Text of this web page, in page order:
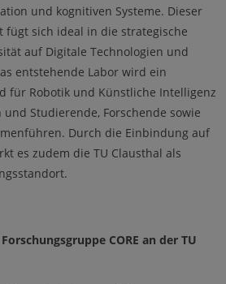
und kognitiven Systeme. Dieser
fügt sich ideal in die strategische
auf Digitale Technologien und
entstehende Labor wird ein
für Robotik und Künstliche Intelligenz
Studierende, Forschende sowie
Durch die Einbindung auf
es zudem die TU Clausthal als
CORE an der TU